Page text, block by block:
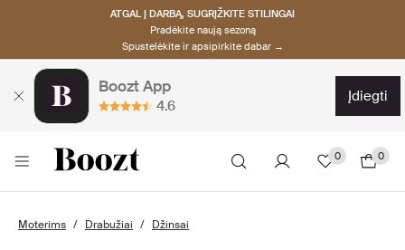
ATGAL Į DARBĄ, SUGRĮŽKITE STILINGAI
Pradėkite naują sezoną
Spustelėkite ir apsipirkite dabar →
Boozt App
4.6
įdiegti
0 0
Moterims Drabužiai Džinsai